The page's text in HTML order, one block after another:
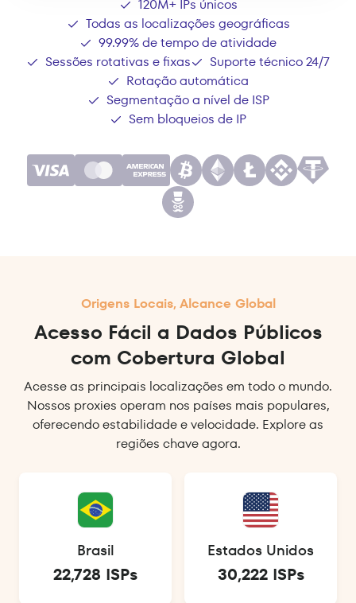
120M+ IPs únicos
Todas as localizações geográficas
99.99% de tempo de atividade
Sessões rotativas e fixas
Suporte técnico 24/7
Rotação automática
Segmentação a nível de ISP
Sem bloqueios de IP
Origens Locais, Alcance Global
Acesso Fácil a Dados Públicos
com Cobertura Global
Acesse as principais localizações em todo o mundo.
Nossos proxies operam nos países mais populares,
oferecendo estabilidade e velocidade. Explore as
regiões chave agora.
Brasil
22,728 ISPs
Estados Unidos
30,222 ISPs